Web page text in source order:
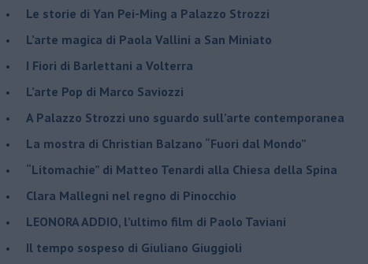
​Le storie di Yan Pei-Ming a Palazzo Strozzi
​L’arte magica di Paola Vallini a San Miniato
​I Fiori di Barlettani a Volterra
​L’arte Pop di Marco Saviozzi
​A Palazzo Strozzi uno sguardo sull’arte contemporanea
La mostra di Christian Balzano “Fuori dal Mondo”
​“Litomachie” di Matteo Tenardi alla Chiesa della Spina
​Clara Mallegni nel regno di Pinocchio
​LEONORA ADDIO, l’ultimo film di Paolo Taviani
Il tempo sospeso di Giuliano Giuggioli